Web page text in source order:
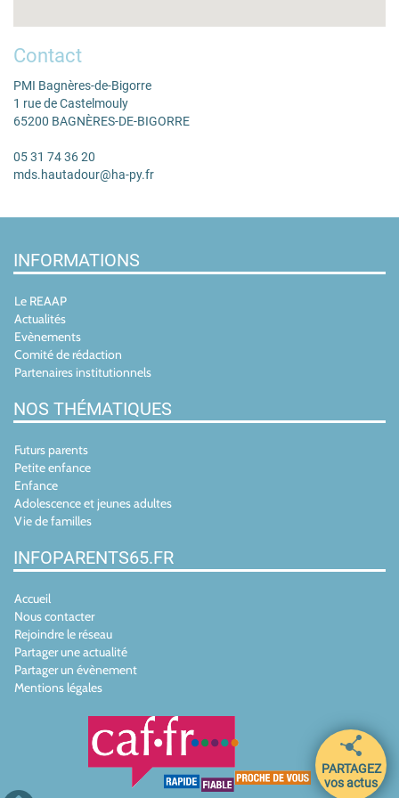
Contact
PMI Bagnères-de-Bigorre
1 rue de Castelmouly
65200 BAGNÈRES-DE-BIGORRE
05 31 74 36 20
mds.hautadour@ha-py.fr
PARTAGEZ
vos actus
INFORMATIONS
Le REAAP
Actualités
Evènements
Comité de rédaction
Partenaires institutionnels
NOS THÉMATIQUES
Futurs parents
Petite enfance
Enfance
Adolescence et jeunes adultes
Vie de familles
INFOPARENTS65.FR
Accueil
Nous contacter
Rejoindre le réseau
Partager une actualité
Partager un évènement
Mentions légales